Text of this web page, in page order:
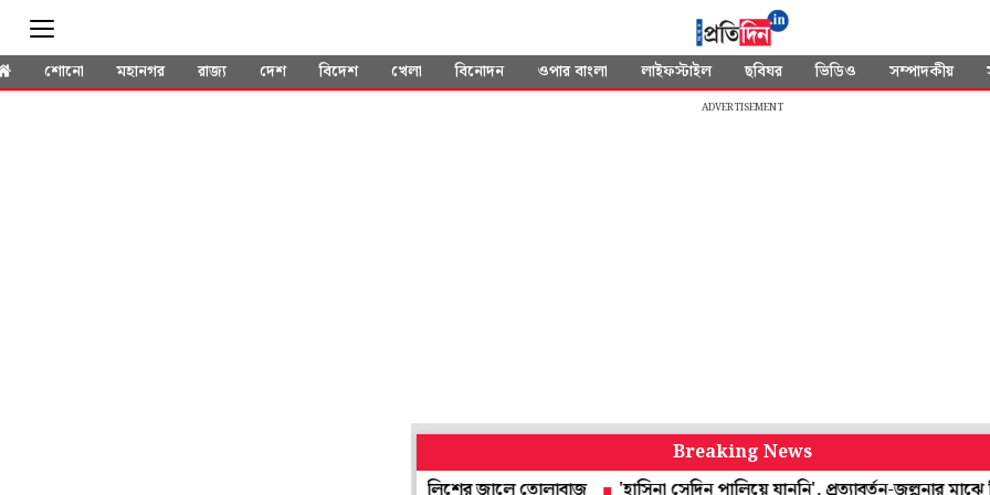
শোনো মহানগর রাজ্য দেশ বিদেশ খেলা বিনোদন ওপার বাংলা লাইফস্টাইল ছবিঘর ভিডিও সম্পাদকীয়
ADVERTISEMENT
Breaking News